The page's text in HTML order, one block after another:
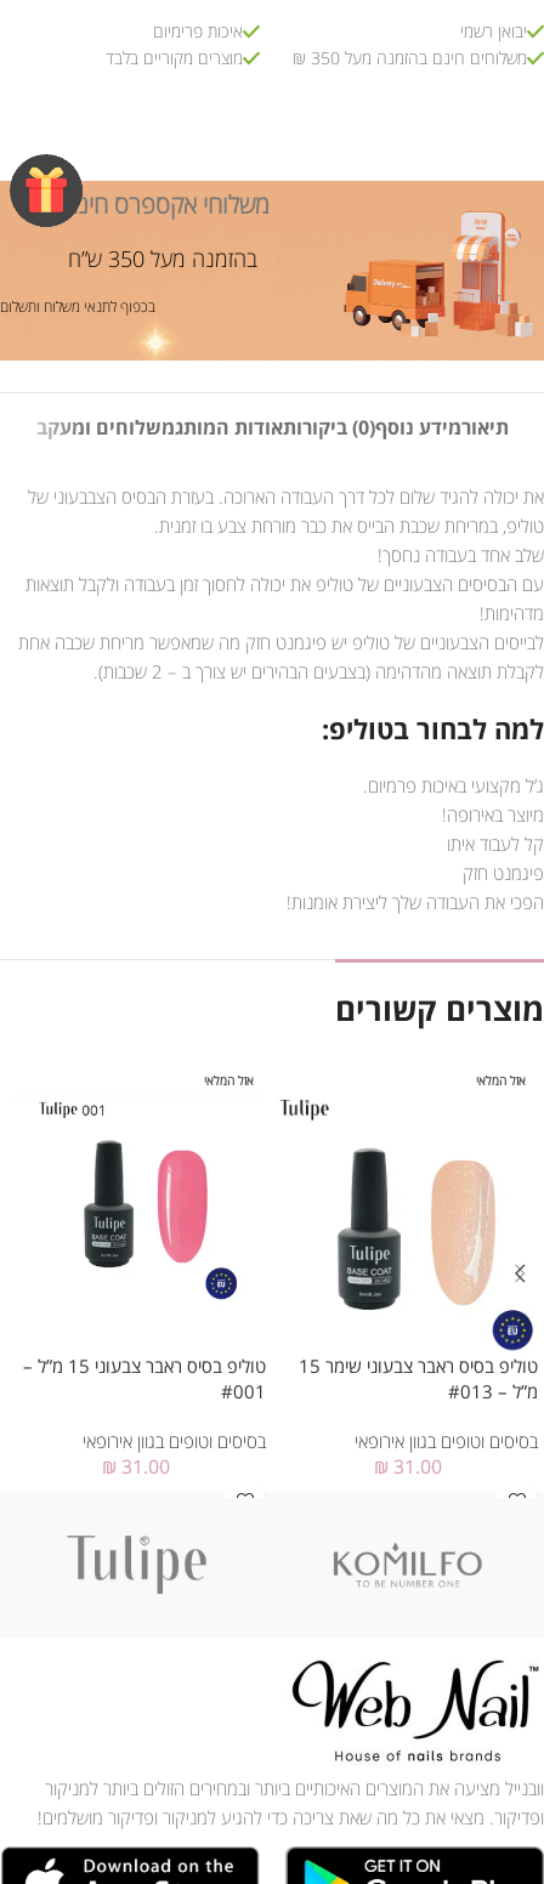
יבואן רשמי
משלוחים חינם בהזמנה מעל 350 ₪
איכות פרימיום
מוצרים מקוריים בלבד
משלוחי אקספרס חינם!
בהזמנה מעל 350 ש”ח
בכפוף לתנאי משלוח ותשלום
תיאורמידע נוסף(0) ביקורות אודות המותגמשלוחים ומעקב
את יכולה להגיד שלום לכל דרך העבודה הארוכה. בעזרת הבסיס הצבבעוני של
טוליפ, במריחת שכבת הבייס את כבר מורחת צבע בו זמנית.
שלב אחד בעבודה נחסך!
עם הבסיסים הצבעוניים של טוליפ את יכולה לחסוך זמן בעבודה ולקבל תוצאות
מדהימות!
לבייסים הצבעוניים של טוליפ יש פיגמנט חזק מה שמאפשר מריחת שכבה אחת
לקבלת תוצאה מהדהימה (בצבעים הבהירים יש צורך ב – 2 שכבות).
למה לבחור בטוליפ:
ג’ל מקצועי באיכות פרמיום.
מיוצר באירופה!
קל לעבוד איתו
פיגמנט חזק
הפכי את העבודה שלך ליצירת אומנות!
מוצרים קשורים
אזל המלאי
טוליפ בסיס ראבר צבעוני שימר 15
מ”ל – #013
בסיסים וטופים בגוון אירופאי
₪ 31.00
אזל המלאי
טוליפ בסיס ראבר צבעוני 15 מ”ל –
#001
בסיסים וטופים בגוון אירופאי
₪ 31.00
וובנייל מציעה את המוצרים האיכותיים ביותר ובמחירים הזולים ביותר למניקור
ופדיקור. מצאי את כל מה שאת צריכה כדי להגיע למניקור ופדיקור מושלמים!